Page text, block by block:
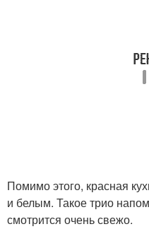
Помимо этого, красная
и белым. Такое трио
смотрится очень свежо.